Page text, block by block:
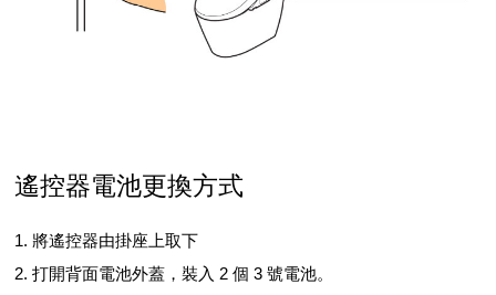
遙控器電池更換方式
1. 將遙控器由掛座上取下
2. 打開背面電池外蓋，裝入 2 個 3 號電池。